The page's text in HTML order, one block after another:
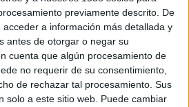
previamente descrito. De
a información más detallada y
antes de otorgar o negar su
cuenta que algún procesamiento de
no requerir de su consentimiento,
de rechazar tal procesamiento. Sus
solo a este sitio web. Puede cambiar
especialemnte dura en cuento a valores propios o generals
hecho todos lso sectores de actividad controlados
de las inversiones publicitarias). Este es el caso de
se incluyen las aseguradoras). Y por otro lado hay
cifras generales y propias aún considerables (medios de
Es decir, existen mercados en los que parece que se ha